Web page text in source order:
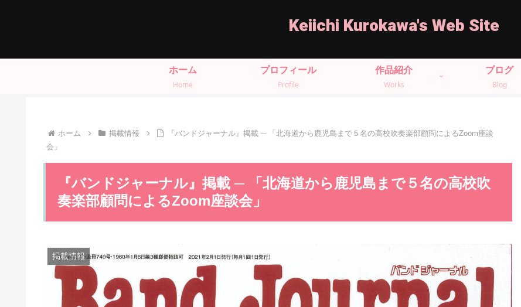
Keiichi Kurokawa's Web Site
ホーム
Home
プロフィール
Profile
作品紹介
Works
ブログ
Blog
ホーム 掲載情報
『バンドジャーナル』掲載 ─ 「北海道から鹿児島まで５名の高校吹奏楽部顧問によるZoom座談
会」
『バンドジャーナル』掲載 ─ 「北海道から鹿児島まで５名の高校吹
奏楽部顧問によるZoom座談会」
掲載情報